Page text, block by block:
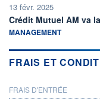
13 févr. 2025
Crédit Mutuel AM va
MANAGEMENT
FRAIS ET
PROSPECTUS
FRAIS D'ENTRÉE